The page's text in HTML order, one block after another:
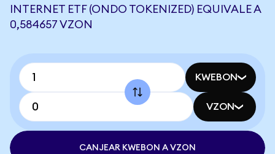
INTERNET ETF (ONDO TOKENIZED) EQUIVALE A
0,584657 VZON
KWEBON
VZON
CANJEAR KWEBON A VZON